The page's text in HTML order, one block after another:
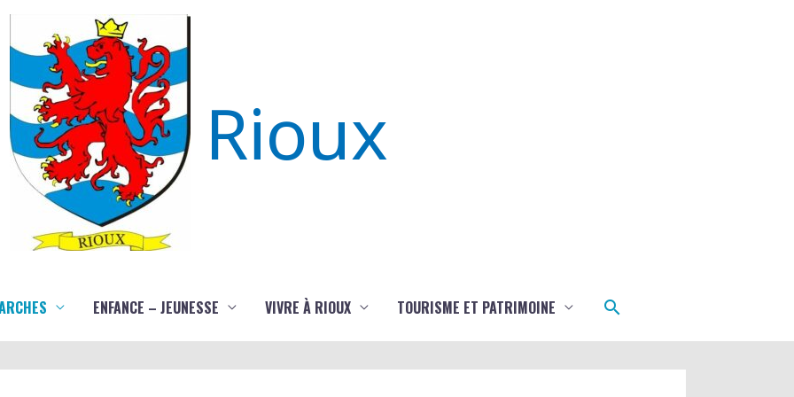
Rioux
ENFANCE – JEUNESSE VIVRE À RIOUX TOURISME ET PATRIMOINE Rechercher